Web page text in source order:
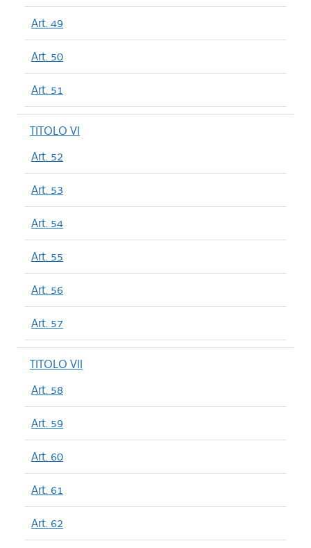
Art. 49
Art. 50
Art. 51
TITOLO VI
Art. 52
Art. 53
Art. 54
Art. 55
Art. 56
Art. 57
TITOLO VII
Art. 58
Art. 59
Art. 60
Art. 61
Art. 62